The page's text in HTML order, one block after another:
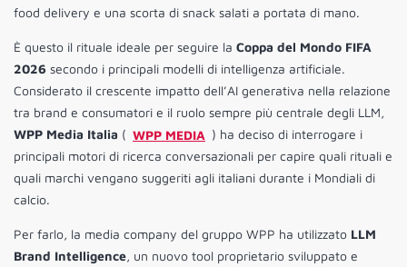
food delivery e una scorta di snack salati a portata di mano.
È questo il rituale ideale per seguire la Coppa del Mondo FIFA
2026 secondo i principali modelli di intelligenza artificiale.
Considerato il crescente impatto dell’AI generativa nella relazione
tra brand e consumatori e il ruolo sempre più centrale degli LLM,
WPP Media Italia ( WPP MEDIA ) ha deciso di interrogare i
principali motori di ricerca conversazionali per capire quali rituali e
quali marchi vengano suggeriti agli italiani durante i Mondiali di
calcio.
Per farlo, la media company del gruppo WPP ha utilizzato LLM
Brand Intelligence, un nuovo tool proprietario sviluppato e